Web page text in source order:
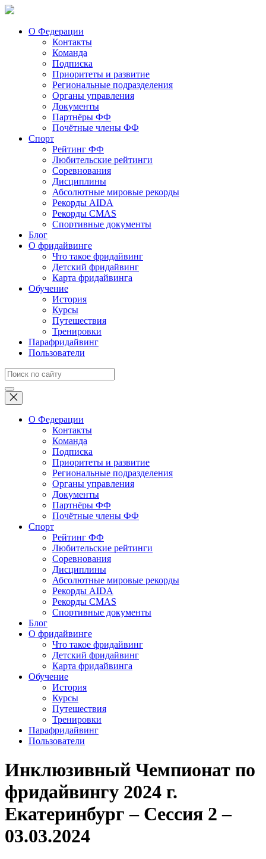
О Федерации
Контакты
Команда
Подписка
Приоритеты и развитие
Региональные подразделения
Органы управления
Документы
Партнёры ФФ
Почётные члены ФФ
Спорт
Рейтинг ФФ
Любительские рейтинги
Соревнования
Дисциплины
Абсолютные мировые рекорды
Рекорды AIDA
Рекорды CMAS
Спортивные документы
Блог
О фридайвинге
Что такое фридайвинг
Детский фридайвинг
Карта фридайвинга
Обучение
История
Курсы
Путешествия
Тренировки
Парафридайвинг
Пользователи
О Федерации
Контакты
Команда
Подписка
Приоритеты и развитие
Региональные подразделения
Органы управления
Документы
Партнёры ФФ
Почётные члены ФФ
Спорт
Рейтинг ФФ
Любительские рейтинги
Соревнования
Дисциплины
Абсолютные мировые рекорды
Рекорды AIDA
Рекорды CMAS
Спортивные документы
Блог
О фридайвинге
Что такое фридайвинг
Детский фридайвинг
Карта фридайвинга
Обучение
История
Курсы
Путешествия
Тренировки
Парафридайвинг
Пользователи
Инклюзивный Чемпионат по
фридайвингу 2024 г.
Екатеринбург – Сессия 2 –
03.03.2024